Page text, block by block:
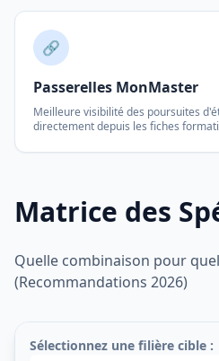
🔗
Passerelles MonMaster
Meilleure visibilité des poursuites
directement depuis les fiches
Matrice des
Quelle combinaison pour
(Recommandations 2026)
Sélectionnez une filière cible :